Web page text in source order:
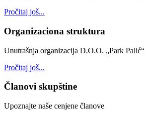
Pročitaj još...
Organizaciona struktura
Unutrašnja organizacija D.O.O. „Park
Pročitaj još...
Članovi skupštine
Upoznajte naše cenjene članove